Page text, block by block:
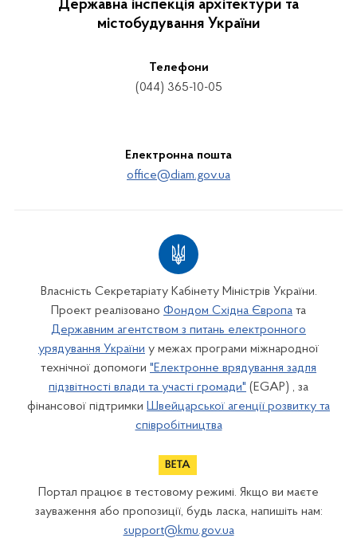
Державна інспекція архітектури та
містобудування України
Телефони
(044) 365-10-05
Електронна пошта
office@diam.gov.ua
Власність Секретаріату Кабінету Міністрів України.
Проект реалізовано Фондом Східна Європа та
Державним агентством з питань електронного
урядування України у межах програми міжнародної
технічної допомоги "Електронне врядування задля
підзвітності влади та участі громади" (EGAP) , за
фінансової підтримки Швейцарської агенції розвитку та
співробітництва
Портал працює в тестовому режимі. Якщо ви маєте
зауваження або пропозиції, будь ласка, напишіть нам:
support@kmu.gov.ua